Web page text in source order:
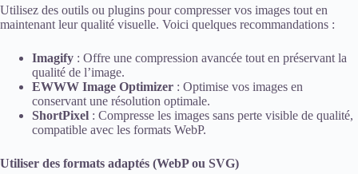
Utilisez des outils ou plugins pour compresser vos images tout en
maintenant leur qualité visuelle. Voici quelques recommandations :
Imagify : Offre une compression avancée tout en préservant la
qualité de l’image.
EWWW Image Optimizer : Optimise vos images en
conservant une résolution optimale.
ShortPixel : Compresse les images sans perte visible de qualité,
compatible avec les formats WebP.
Utiliser des formats adaptés (WebP ou SVG)